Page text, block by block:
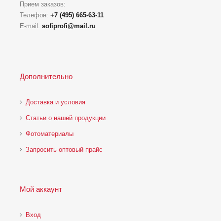
Прием заказов:
Телефон: +7 (495) 665-63-11
E-mail: sofiprofi@mail.ru
Дополнительно
Доставка и условия
Статьи о нашей продукции
Фотоматериалы
Запросить оптовый прайс
Мой аккаунт
Вход